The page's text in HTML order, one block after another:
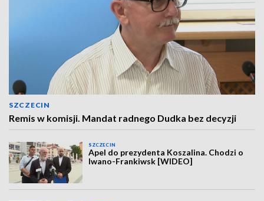
SZCZECIN
Remis w komisji. Mandat radnego Dudka bez decyzji
SZCZECIN
Apel do prezydenta Koszalina. Chodzi o
Iwano-Frankiwsk [WIDEO]